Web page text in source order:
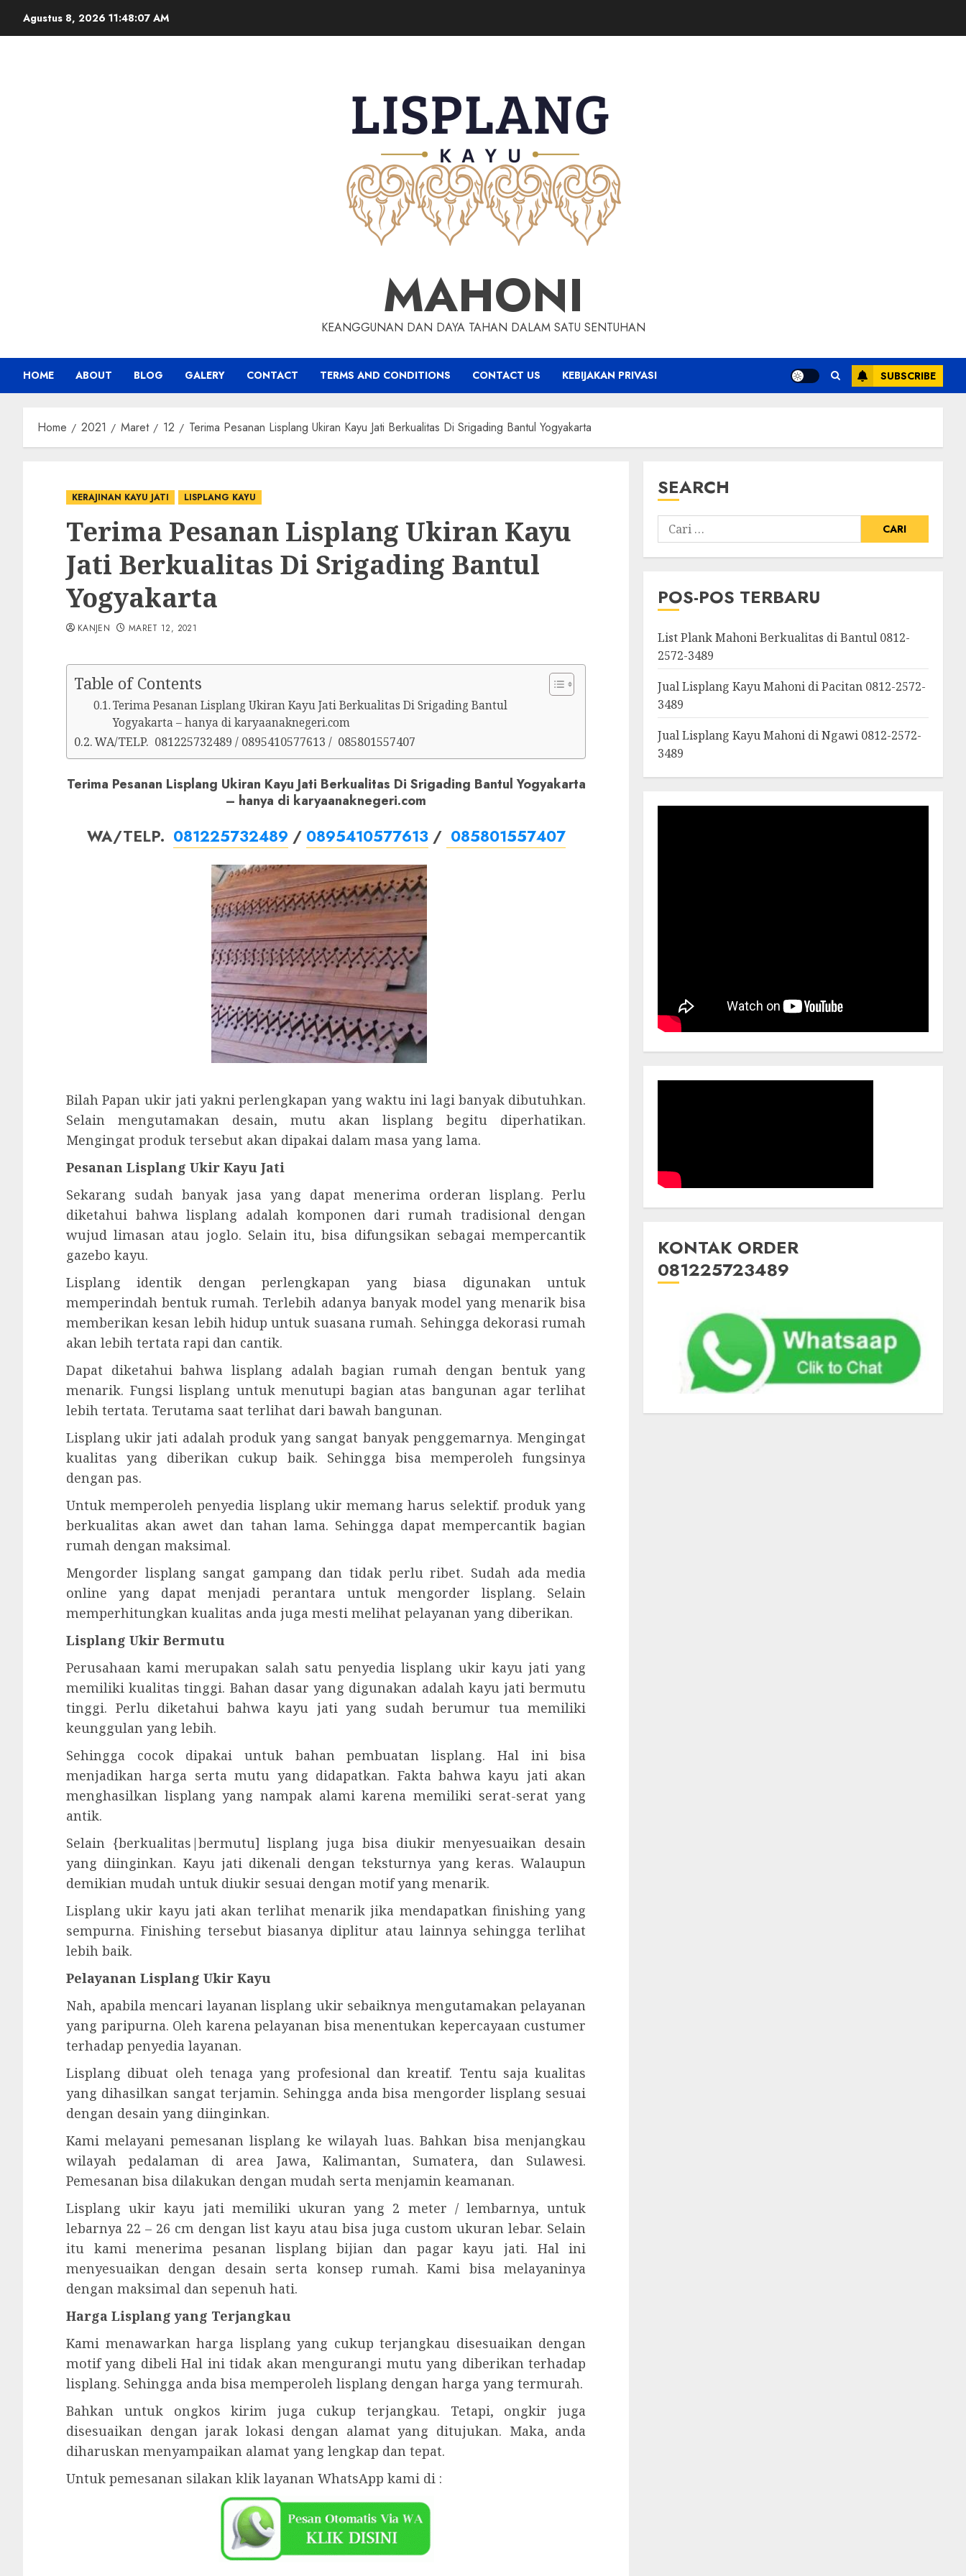
Agustus 8, 2026 11:48:08 AM
MAHONI
KEANGGUNAN DAN DAYA TAHAN DALAM SATU SENTUHAN
HOME ABOUT BLOG GALERY CONTACT TERMS AND CONDITIONS CONTACT US KEBIJAKAN PRIVASI SUBSCRIBE
Home 2021 Maret 12 Terima Pesanan Lisplang Ukiran Kayu Jati Berkualitas Di Srigading Bantul Yogyakarta
KERAJINAN KAYU JATI LISPLANG KAYU
Terima Pesanan Lisplang Ukiran Kayu
Jati Berkualitas Di Srigading Bantul
Yogyakarta
KANJEN MARET 12, 2021
Table of Contents
Terima Pesanan Lisplang Ukiran Kayu Jati Berkualitas Di Srigading Bantul
Yogyakarta – hanya di karyaanaknegeri.com
WA/TELP. 081225732489 / 0895410577613 / 085801557407
Terima Pesanan Lisplang Ukiran Kayu Jati Berkualitas Di Srigading Bantul Yogyakarta
– hanya di karyaanaknegeri.com
WA/TELP. 081225732489 / 0895410577613/ 085801557407
Bilah Papan ukir jati yakni perlengkapan yang waktu ini lagi banyak dibutuhkan.
Selain mengutamakan desain, mutu akan lisplang begitu diperhatikan.
Mengingat produk tersebut akan dipakai dalam masa yang lama.
Pesanan Lisplang Ukir Kayu Jati
Sekarang sudah banyak jasa yang dapat menerima orderan lisplang. Perlu
diketahui bahwa lisplang adalah komponen dari rumah tradisional dengan
wujud limasan atau joglo. Selain itu, bisa difungsikan sebagai mempercantik
gazebo kayu.
Lisplang identik dengan perlengkapan yang biasa digunakan untuk
memperindah bentuk rumah. Terlebih adanya banyak model yang menarik bisa
memberikan kesan lebih hidup untuk suasana rumah. Sehingga dekorasi rumah
akan lebih tertata rapi dan cantik.
Dapat diketahui bahwa lisplang adalah bagian rumah dengan bentuk yang
menarik. Fungsi lisplang untuk menutupi bagian atas bangunan agar terlihat
lebih tertata. Terutama saat terlihat dari bawah bangunan.
Lisplang ukir jati adalah produk yang sangat banyak penggemarnya. Mengingat
kualitas yang diberikan cukup baik. Sehingga bisa memperoleh fungsinya
dengan pas.
Untuk memperoleh penyedia lisplang ukir memang harus selektif. produk yang
berkualitas akan awet dan tahan lama. Sehingga dapat mempercantik bagian
rumah dengan maksimal.
Mengorder lisplang sangat gampang dan tidak perlu ribet. Sudah ada media
online yang dapat menjadi perantara untuk mengorder lisplang. Selain
memperhitungkan kualitas anda juga mesti melihat pelayanan yang diberikan.
Lisplang Ukir Bermutu
Perusahaan kami merupakan salah satu penyedia lisplang ukir kayu jati yang
memiliki kualitas tinggi. Bahan dasar yang digunakan adalah kayu jati bermutu
tinggi. Perlu diketahui bahwa kayu jati yang sudah berumur tua memiliki
keunggulan yang lebih.
Sehingga cocok dipakai untuk bahan pembuatan lisplang. Hal ini bisa
menjadikan harga serta mutu yang didapatkan. Fakta bahwa kayu jati akan
menghasilkan lisplang yang nampak alami karena memiliki serat-serat yang
antik.
Selain {berkualitas|bermutu] lisplang juga bisa diukir menyesuaikan desain
yang diinginkan. Kayu jati dikenali dengan teksturnya yang keras. Walaupun
demikian mudah untuk diukir sesuai dengan motif yang menarik.
Lisplang ukir kayu jati akan terlihat menarik jika mendapatkan finishing yang
sempurna. Finishing tersebut biasanya diplitur atau lainnya sehingga terlihat
lebih baik.
Pelayanan Lisplang Ukir Kayu
Nah, apabila mencari layanan lisplang ukir sebaiknya mengutamakan pelayanan
yang paripurna. Oleh karena pelayanan bisa menentukan kepercayaan custumer
terhadap penyedia layanan.
Lisplang dibuat oleh tenaga yang profesional dan kreatif. Tentu saja kualitas
yang dihasilkan sangat terjamin. Sehingga anda bisa mengorder lisplang sesuai
dengan desain yang diinginkan.
Kami melayani pemesanan lisplang ke wilayah luas. Bahkan bisa menjangkau
wilayah pedalaman di area Jawa, Kalimantan, Sumatera, dan Sulawesi.
Pemesanan bisa dilakukan dengan mudah serta menjamin keamanan.
Lisplang ukir kayu jati memiliki ukuran yang 2 meter / lembarnya, untuk
lebarnya 22 – 26 cm dengan list kayu atau bisa juga custom ukuran lebar. Selain
itu kami menerima pesanan lisplang bijian dan pagar kayu jati. Hal ini
menyesuaikan dengan desain serta konsep rumah. Kami bisa melayaninya
dengan maksimal dan sepenuh hati.
Harga Lisplang yang Terjangkau
Kami menawarkan harga lisplang yang cukup terjangkau disesuaikan dengan
motif yang dibeli Hal ini tidak akan mengurangi mutu yang diberikan terhadap
lisplang. Sehingga anda bisa memperoleh lisplang dengan harga yang termurah.
Bahkan untuk ongkos kirim juga cukup terjangkau. Tetapi, ongkir juga
disesuaikan dengan jarak lokasi dengan alamat yang ditujukan. Maka, anda
diharuskan menyampaikan alamat yang lengkap dan tepat.
Untuk pemesanan silakan klik layanan WhatsApp kami di :
SEARCH
POS-POS TERBARU
List Plank Mahoni Berkualitas di Bantul 0812-
2572-3489
Jual Lisplang Kayu Mahoni di Pacitan 0812-2572-
3489
Jual Lisplang Kayu Mahoni di Ngawi 0812-2572-
3489
KONTAK ORDER
081225723489